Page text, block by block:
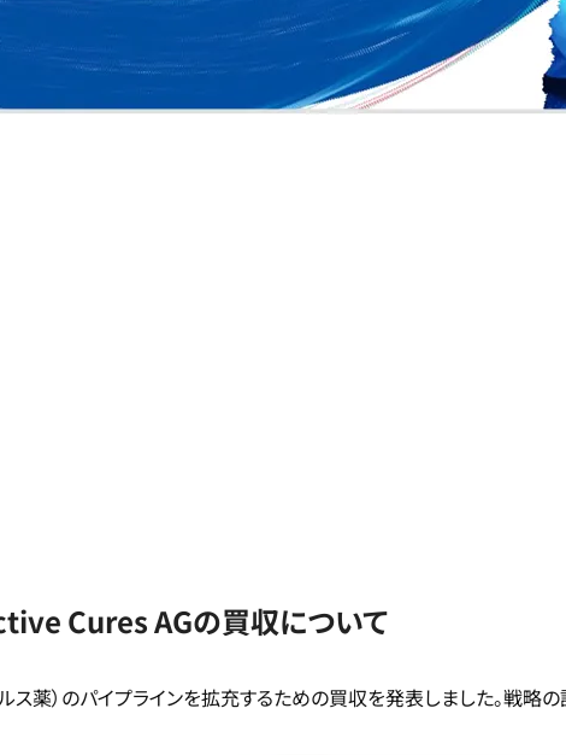
Cures AGの買収について
薬）のパイプラインを拡充するための買収を発表しました。戦略